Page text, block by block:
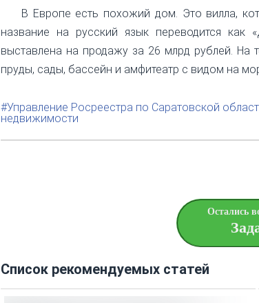
В Европе есть похожий дом. Это вилла,
название на русский язык переводится
выставлена на продажу за 26 млрд рублей. На
пруды, сады, бассейн и амфитеатр с видом на
#Управление Росреестра по Саратовской
недвижимости
Остались
Список рекомендуемых статей